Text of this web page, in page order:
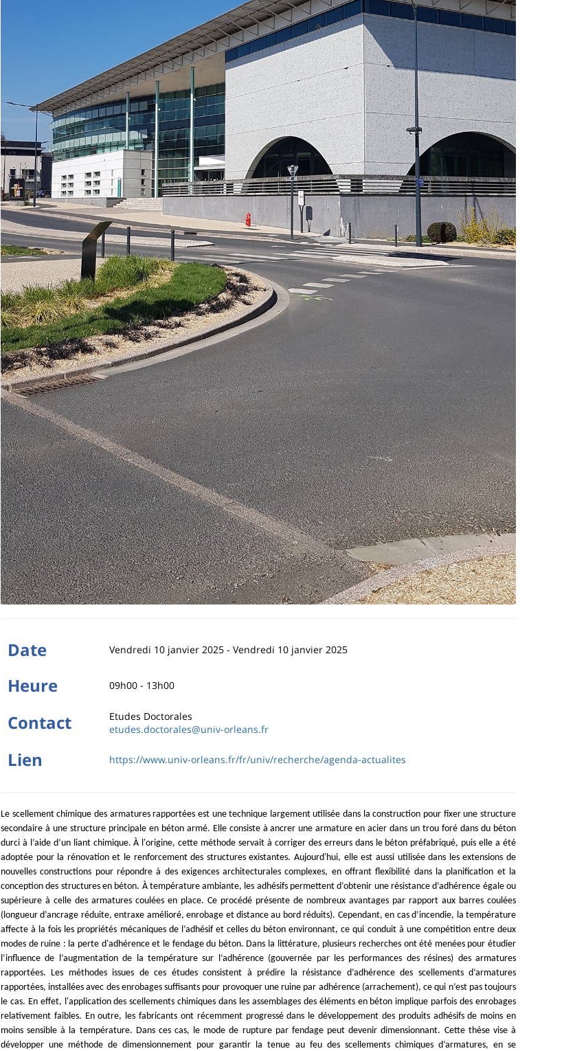
Date Vendredi 10 janvier 2025- Vendredi 10 janvier 2025
Heure 09h00 - 13h00
Contact
Etudes Doctorales
etudes.doctorales@univ-orleans.fr
Lien https://www.univ-orleans.fr/fr/univ/recherche/agenda-actualites
Le scellement chimique des armatures rapportées est une technique largement utilisée dans la construction pour fixer une structure
secondaire à une structure principale en béton armé. Elle consiste à ancrer une armature en acier dans un trou foré dans du béton
durci à l’aide d’un liant chimique. À l'origine, cette méthode servait à corriger des erreurs dans le béton préfabriqué, puis elle a été
adoptée pour la rénovation et le renforcement des structures existantes. Aujourd'hui, elle est aussi utilisée dans les extensions de
nouvelles constructions pour répondre à des exigences architecturales complexes, en offrant flexibilité dans la planification et la
conception des structures en béton. À température ambiante, les adhésifs permettent d’obtenir une résistance d’adhérence égale ou
supérieure à celle des armatures coulées en place. Ce procédé présente de nombreux avantages par rapport aux barres coulées
(longueur d’ancrage réduite, entraxe amélioré, enrobage et distance au bord réduits). Cependant, en cas d’incendie, la température
affecte à la fois les propriétés mécaniques de l’adhésif et celles du béton environnant, ce qui conduit à une compétition entre deux
modes de ruine : la perte d'adhérence et le fendage du béton. Dans la littérature, plusieurs recherches ont été menées pour étudier
l’influence de l’augmentation de la température sur l’adhérence (gouvernée par les performances des résines) des armatures
rapportées. Les méthodes issues de ces études consistent à prédire la résistance d’adhérence des scellements d’armatures
rapportées, installées avec des enrobages suffisants pour provoquer une ruine par adhérence (arrachement), ce qui n’est pas toujours
le cas. En effet, l'application des scellements chimiques dans les assemblages des éléments en béton implique parfois des enrobages
relativement faibles. En outre, les fabricants ont récemment progressé dans le développement des produits adhésifs de moins en
moins sensible à la température. Dans ces cas, le mode de rupture par fendage peut devenir dimensionnant. Cette thèse vise à
développer une méthode de dimensionnement pour garantir la tenue au feu des scellements chimiques d’armatures, en se